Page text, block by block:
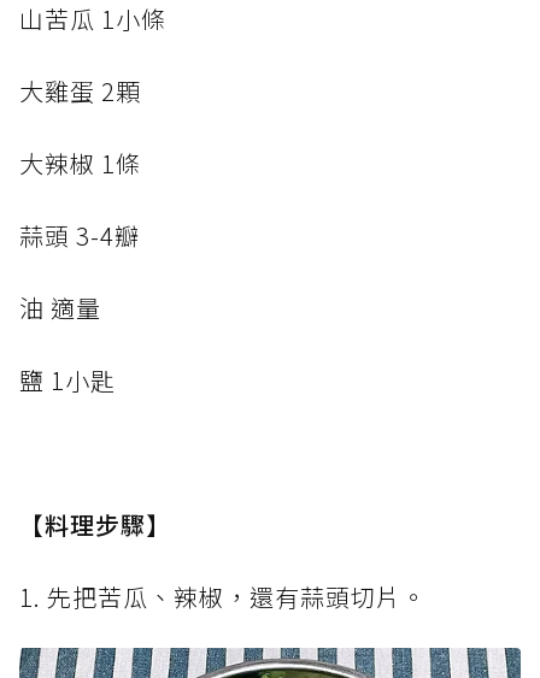
山苦瓜 1小條
大雞蛋 2顆
大辣椒 1條
蒜頭 3-4瓣
油 適量
鹽 1小匙
【料理步驟】
1. 先把苦瓜、辣椒，還有蒜頭切片。